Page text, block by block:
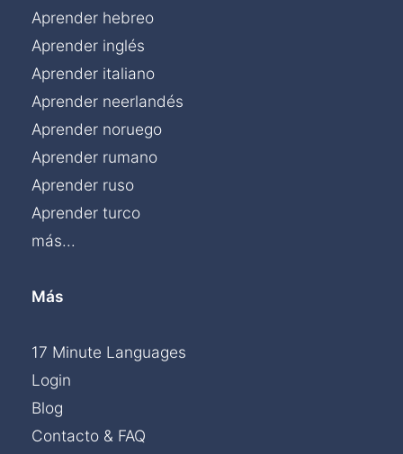
Aprender hebreo
Aprender inglés
Aprender italiano
Aprender neerlandés
Aprender noruego
Aprender rumano
Aprender ruso
Aprender turco
más...
Más
17 Minute Languages
Login
Blog
Contacto & FAQ